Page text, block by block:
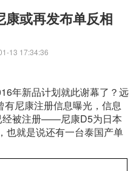
或再发布单反相
13 17:34:36
年新品计划就此谢幕了？远
尼康注册信息曝光，信息
经被注册——尼康D5为日本
也就是说还有一台泰国产单